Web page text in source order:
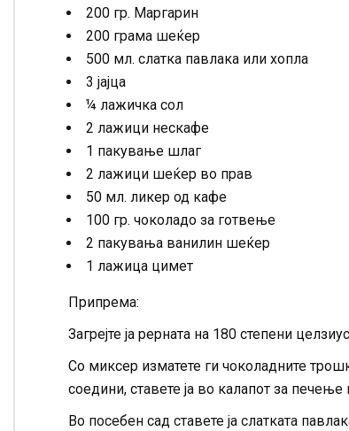
200 гр. Маргарин
200 грама шеќер
500 мл. слатка павлака или хопла
3 јајца
¼ лажичка сол
2 лажици нескафе
1 пакување шлаг
2 лажици шеќер во прав
50 мл. ликер од кафе
100 гр. чоколадо за готвење
2 пакувања ванилин шеќер
1 лажица цимет
Припрема:
Загрејте ја рерната на 180 степени
Со миксер изматете ги чоколадните
соедини, ставете ја во калапот за
Во посебен сад ставете ја слатката